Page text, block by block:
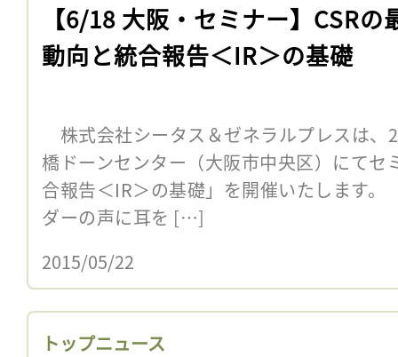
【6/18 大阪・セミナー】CSRの
動向と統合報告＜IR＞の基礎
株式会社シータス＆ゼネラルプレスは、
橋ドーンセンター（大阪市中央区）にてセ
合報告＜IR＞の基礎」を開催いたします
ダーの声に耳を […]
2015/05/22
トップニュース